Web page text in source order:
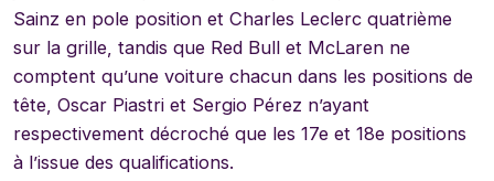
Sainz en pole position et Charles Leclerc quatrième
sur la grille, tandis que Red Bull et McLaren ne
comptent qu’une voiture chacun dans les positions de
tête, Oscar Piastri et Sergio Pérez n’ayant
respectivement décroché que les 17e et 18e positions
à l’issue des qualifications.